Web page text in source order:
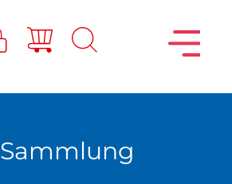
Sammlung